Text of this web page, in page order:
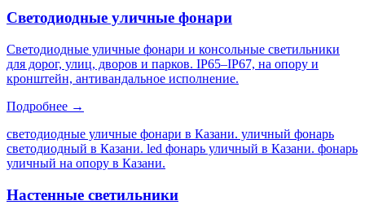
Светодиодные уличные фонари
Светодиодные уличные фонари и консольные светильники
для дорог, улиц, дворов и парков. IP65–IP67, на опору и
кронштейн, антивандальное исполнение.
Подробнее →
светодиодные уличные фонари в Казани. уличный фонарь
светодиодный в Казани. led фонарь уличный в Казани. фонарь
уличный на опору в Казани.
Настенные светильники